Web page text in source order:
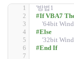
'방법1
#If VBA7
'64bit
#Else
'32bit
#End If